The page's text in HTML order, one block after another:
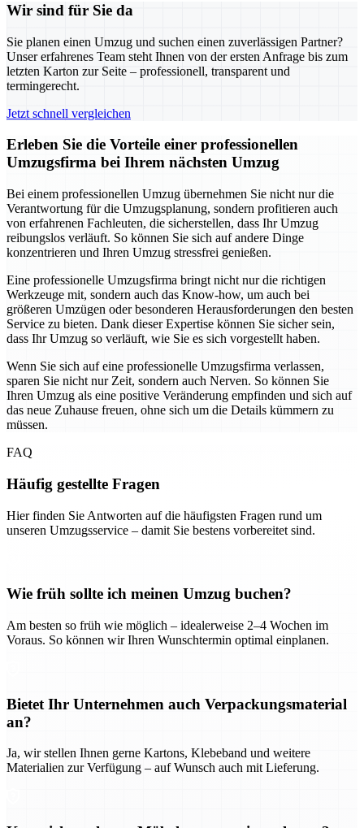
Wir sind für Sie da
Sie planen einen Umzug und suchen einen zuverlässigen Partner?
Unser erfahrenes Team steht Ihnen von der ersten Anfrage bis zum
letzten Karton zur Seite – professionell, transparent und
termingerecht.
Jetzt schnell vergleichen
Erleben Sie die Vorteile einer professionellen
Umzugsfirma bei Ihrem nächsten Umzug
Bei einem professionellen Umzug übernehmen Sie nicht nur die
Verantwortung für die Umzugsplanung, sondern profitieren auch
von erfahrenen Fachleuten, die sicherstellen, dass Ihr Umzug
reibungslos verläuft. So können Sie sich auf andere Dinge
konzentrieren und Ihren Umzug stressfrei genießen.
Eine professionelle Umzugsfirma bringt nicht nur die richtigen
Werkzeuge mit, sondern auch das Know-how, um auch bei
größeren Umzügen oder besonderen Herausforderungen den besten
Service zu bieten. Dank dieser Expertise können Sie sicher sein,
dass Ihr Umzug so verläuft, wie Sie es sich vorgestellt haben.
Wenn Sie sich auf eine professionelle Umzugsfirma verlassen,
sparen Sie nicht nur Zeit, sondern auch Nerven. So können Sie
Ihren Umzug als eine positive Veränderung empfinden und sich auf
das neue Zuhause freuen, ohne sich um die Details kümmern zu
müssen.
FAQ
Häufig gestellte Fragen
Hier finden Sie Antworten auf die häufigsten Fragen rund um
unseren Umzugsservice – damit Sie bestens vorbereitet sind.
Wie früh sollte ich meinen Umzug buchen?
Am besten so früh wie möglich – idealerweise 2–4 Wochen im
Voraus. So können wir Ihren Wunschtermin optimal einplanen.
Bietet Ihr Unternehmen auch Verpackungsmaterial
an?
Ja, wir stellen Ihnen gerne Kartons, Klebeband und weitere
Materialien zur Verfügung – auf Wunsch auch mit Lieferung.